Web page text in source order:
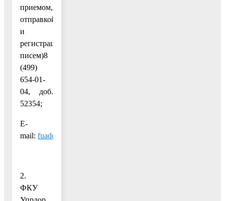
приемом,
отправкой
и
регистрацией
писем)8
(499)
654-01-
04, доб.
52354;
E-
mail: fuadcr@centrdor.ru
2.
ФКУ